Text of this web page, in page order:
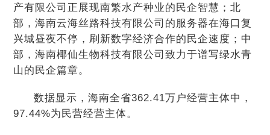
产有限公司正展现南繁水产种业的民企智慧；北
部，海南云海丝路科技有限公司的服务器在海口复
兴城昼夜不停，刷新数字经济合作的民企速度；中
部，海南椰仙生物科技有限公司致力于谱写绿水青
山的民企篇章。
数据显示，海南全省362.41万户经营主体中，
97.44%为民营经营主体。